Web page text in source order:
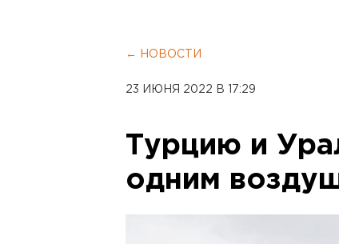
← НОВОСТИ
23 ИЮНЯ 2022 В 17:29
Турцию и
одним